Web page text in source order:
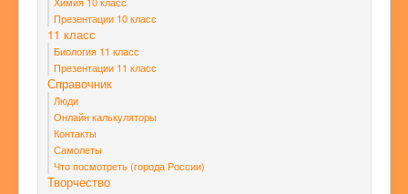
Презентации 10 класс
11 класс
Биология 11 класс
Презентации 11 класс
Справочник
Люди
Онлайн калькуляторы
Контакты
Самолеты
Что посмотреть (города России)
Творчество